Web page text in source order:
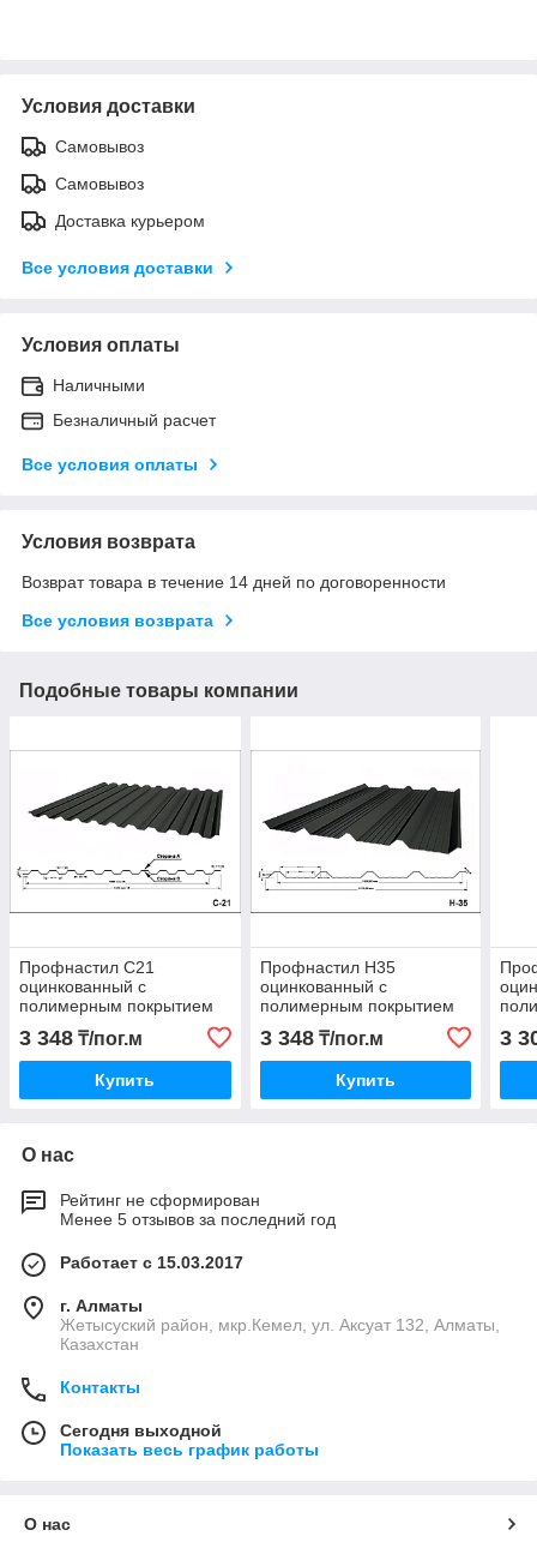
Условия доставки
Самовывоз
Самовывоз
Доставка курьером
Все условия доставки
Условия оплаты
Наличными
Безналичный расчет
Все условия оплаты
Условия возврата
Возврат товара в течение 14 дней по договоренности
Все условия возврата
Подобные товары компании
Профнастил С21
оцинкованный с
полимерным покрытием
МАТ RAL9005
3 348 ₸/пог.м
Купить
Профнастил Н35
оцинкованный с
полимерным покрытием
МАТ RAL6007
3 348₸/пог.м
Купить
3
О нас
Рейтинг не сформирован
Менее 5 отзывов за последний год
Работает с 15.03.2017
г. Алматы
Жетысуский район, мкр.Кемел, ул. Аксуат 132, Алматы,
Казахстан
Контакты
Сегодня выходной
Показать весь график работы
О нас